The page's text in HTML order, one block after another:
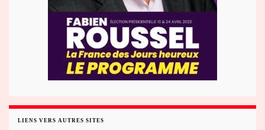
LIENS VERS AUTRES SITES